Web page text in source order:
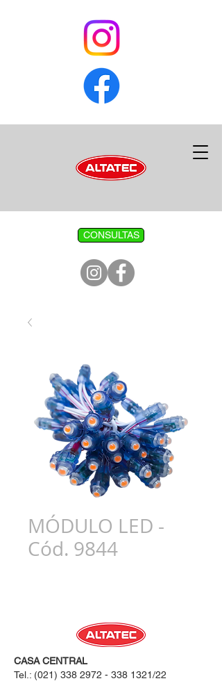
CONSULTAS
MÓDULO LED -
Cód. 9844
CASA CENTRAL
Tel.: (021) 338 2972 - 338 1321/22